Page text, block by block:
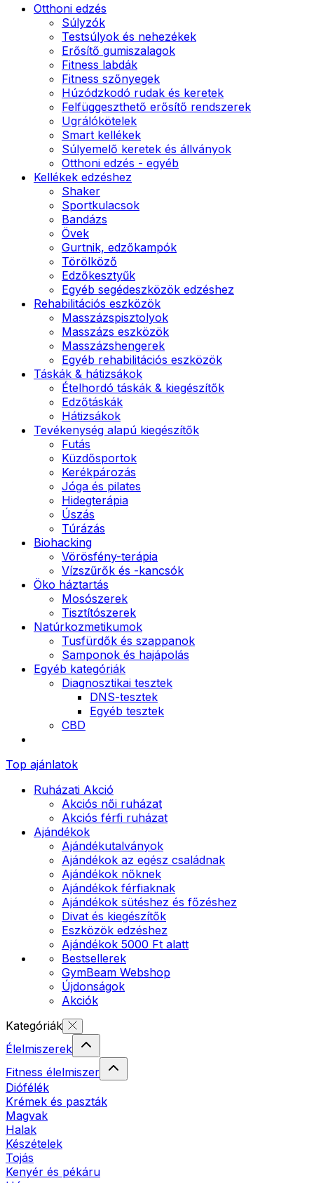
Otthoni edzés
Súlyzók
Testsúlyok és nehezékek
Erősítő gumiszalagok
Fitness labdák
Fitness szőnyegek
Húzódzkodó rudak és keretek
Felfüggeszthető erősítő rendszerek
Ugrálókötelek
Smart kellékek
Súlyemelő keretek és állványok
Otthoni edzés - egyéb
Kellékek edzéshez
Shaker
Sportkulacsok
Bandázs
Övek
Gurtnik, edzőkampók
Törölköző
Edzőkesztyűk
Egyéb segédeszközök edzéshez
Rehabilitációs eszközök
Masszázspisztolyok
Masszázs eszközök
Masszázshengerek
Egyéb rehabilitációs eszközök
Táskák & hátizsákok
Ételhordó táskák & kiegészítők
Edzőtáskák
Hátizsákok
Tevékenység alapú kiegészítők
Futás
Küzdősportok
Kerékpározás
Jóga és pilates
Hidegterápia
Úszás
Túrázás
Biohacking
Vörösfény-terápia
Vízszűrők és -kancsók
Öko háztartás
Mosószerek
Tisztítószerek
Natúrkozmetikumok
Tusfürdők és szappanok
Samponok és hajápolás
Egyéb kategóriák
Diagnosztikai tesztek
DNS-tesztek
Egyéb tesztek
CBD
Top ajánlatok
Ruházati Akció
Akciós női ruházat
Akciós férfi ruházat
Ajándékok
Ajándékutalványok
Ajándékok az egész családnak
Ajándékok nőknek
Ajándékok férfiaknak
Ajándékok sütéshez és főzéshez
Divat és kiegészítők
Eszközök edzéshez
Ajándékok 5000 Ft alatt
Bestsellerek
GymBeam Webshop
Újdonságok
Akciók
Kategóriák
Élelmiszerek
Fitness élelmiszer
Diófélék
Krémek és paszták
Magvak
Halak
Készételek
Tojás
Kenyér és pékáru